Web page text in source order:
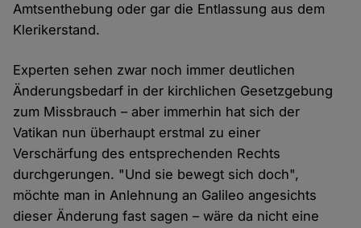
Amtsenthebung oder gar die Entlassung aus dem
Klerikerstand.
Experten sehen zwar noch immer deutlichen
Änderungsbedarf in der kirchlichen Gesetzgebung
zum Missbrauch – aber immerhin hat sich der
Vatikan nun überhaupt erstmal zu einer
Verschärfung des entsprechenden Rechts
durchgerungen. "Und sie bewegt sich doch",
möchte man in Anlehnung an Galileo angesichts
dieser Änderung fast sagen – wäre da nicht eine